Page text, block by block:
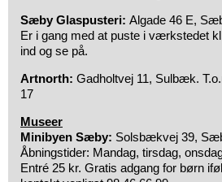
Sæby Glaspusteri: Algade 46 E,
Er i gang med at puste i værkstedet
ind og se på.
Artnorth: Gadholtvej 11, Sulbæk.
17
Museer
Minibyen Sæby: Solsbækvej 39,
Åbningstider: Mandag, tirsdag,
Entré 25 kr. Gratis adgang for børn